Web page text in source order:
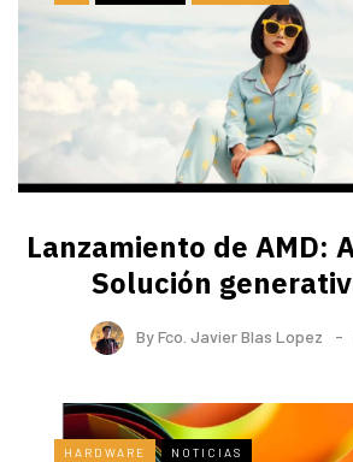
Lanzamiento de AMD:
Solución
ByFco. Javier Blas Lopez
HARDWARE NOTICIAS